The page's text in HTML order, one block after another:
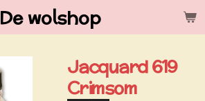
De wolshop
Jacquard 619
Crimsom